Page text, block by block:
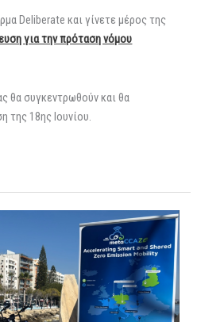
Deliberate και γίνετε μέρος της
για την πρόταση νόμου
θα συγκεντρωθούν και θα
18ης Ιουνίου.